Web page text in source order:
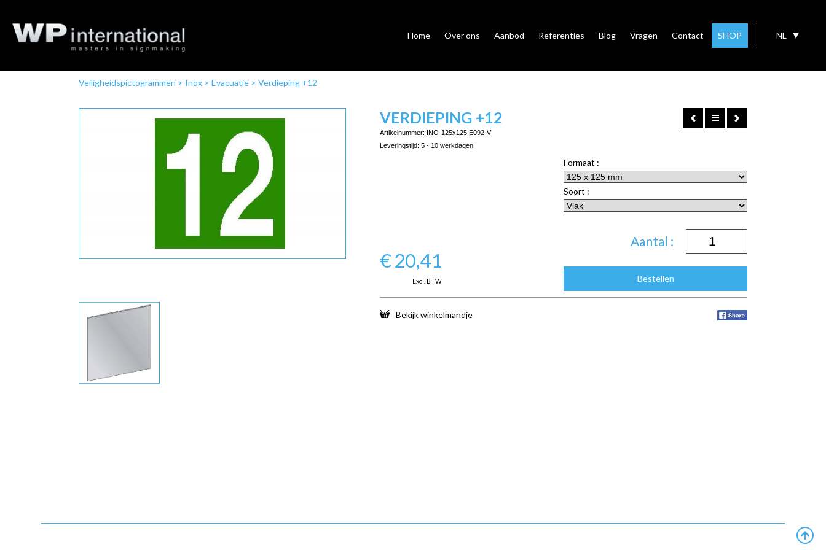
NL
Home Over ons Aanbod Referenties Blog Vragen Contact SHOP
Veiligheidspictogrammen > Inox> Evacuatie> Verdieping +12
VERDIEPING +12
Artikelnummer: INO-125x125.E092-V
Leveringstijd: 5 - 10 werkdagen
€20,41
Excl. BTW
Formaat :
Soort :
Aantal :
Bestellen
Bekijk winkelmandje